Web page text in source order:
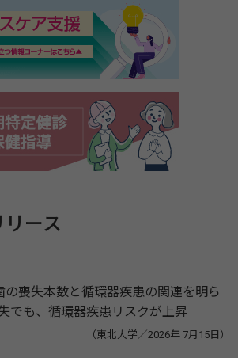
ース
の喪失本数と循環器疾患の関連を明ら
も、循環器疾患リスクが上昇
（東北大学／2026年 7月15日）